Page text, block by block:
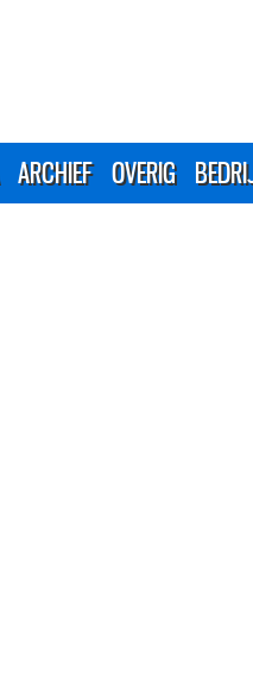
ARCHIEF OVERIG